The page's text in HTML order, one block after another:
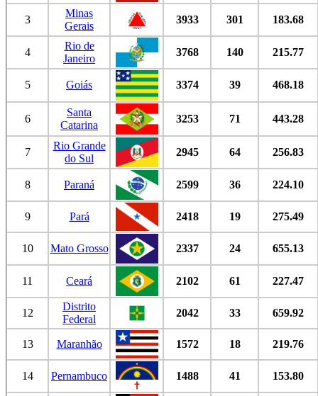
3
Minas
Gerais
3933 301 183.68
4
Rio de
Janeiro
3768 140 215.77
5 Goiás 3374 39 468.18
6
Santa
Catarina
3253 71 443.28
7
Rio Grande
do Sul
2945 64 256.83
8 Paraná 2599 36 224.10
9 Pará 2418 19 275.49
10 Mato Grosso 2337 24 655.13
11 Ceará 2102 61 227.47
12
Distrito
Federal
2042 33 659.92
13 Maranhão 1572 18 219.76
14 Pernambuco 1488 41 153.80